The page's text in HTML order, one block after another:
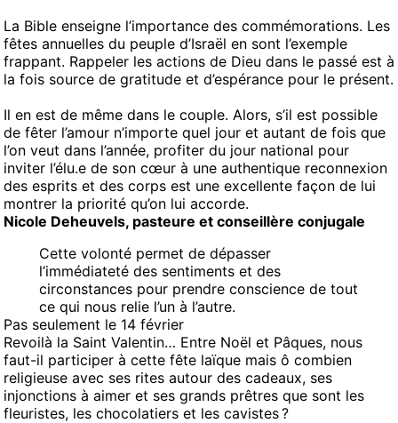
La Bible enseigne l’importance des commémorations. Les
fêtes annuelles du peuple d’Israël en sont l’exemple
frappant. Rappeler les actions de Dieu dans le passé est à
la fois source de gratitude et d’espérance pour le présent.
Il en est de même dans le couple. Alors, s’il est possible
de fêter l’amour n’importe quel jour et autant de fois que
l’on veut dans l’année, profiter du jour national pour
inviter l’élu.e de son cœur à une authentique reconnexion
des esprits et des corps est une excellente façon de lui
montrer la priorité qu’on lui accorde.
Nicole Deheuvels, pasteure et conseillère conjugale
Cette volonté permet de dépasser
l’immédiateté des sentiments et des
circonstances pour prendre conscience de tout
ce qui nous relie l’un à l’autre.
Pas seulement le 14 février
Revoilà la Saint Valentin… Entre Noël et Pâques, nous
faut-il participer à cette fête laïque mais ô combien
religieuse avec ses rites autour des cadeaux, ses
injonctions à aimer et ses grands prêtres que sont les
fleuristes, les chocolatiers et les cavistes ?